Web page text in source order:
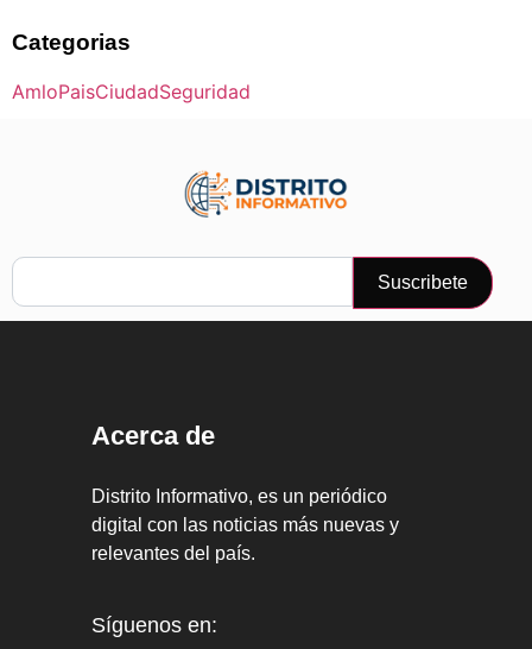
Categorias
AmloPaisCiudadSeguridad
Suscribete
Acerca de
Distrito Informativo, es un periódico
digital con las noticias más nuevas y
relevantes del país.
Síguenos en: